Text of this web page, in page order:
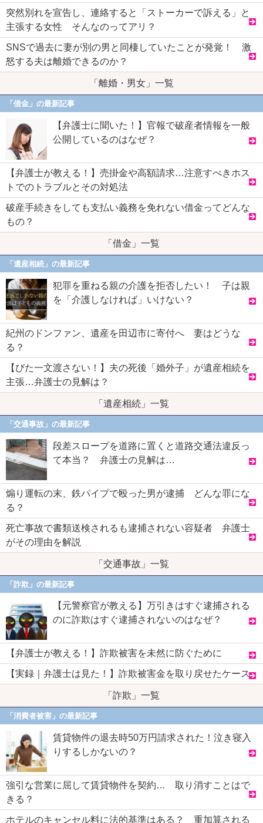
突然別れを宣告し、連絡すると「ストーカーで訴える」と
主張する女性 そんなのってアリ？
SNSで過去に妻が別の男と同棲していたことが発覚！ 激
怒する夫は離婚できるのか？
「離婚・男女」一覧
「借金」の最新記事
【弁護士に聞いた！】官報で破産者情報を一般
公開しているのはなぜ？
【弁護士が教える！】売掛金や高額請求…注意すべきホス
トでのトラブルとその対処法
破産手続きをしても支払い義務を免れない借金ってどんな
もの？
「借金」一覧
「遺産相続」の最新記事
犯罪を重ねる親の介護を拒否したい！ 子は親
を「介護しなければ」いけない？
紀州のドンファン、遺産を田辺市に寄付へ 妻はどうな
る？
【びた一文渡さない！】夫の死後「婚外子」が遺産相続を
主張…弁護士の見解は？
「遺産相続」一覧
「交通事故」の最新記事
段差スロープを道路に置くと道路交通法違反っ
て本当？ 弁護士の見解は…
煽り運転の末、鉄パイプで殴った男が逮捕 どんな罪にな
る？
死亡事故で書類送検されるも逮捕されない容疑者 弁護士
がその理由を解説
「交通事故」一覧
「詐欺」の最新記事
【元警察官が教える】万引きはすぐ逮捕される
のに詐欺はすぐ逮捕されないのはなぜ？
【弁護士が教える！】詐欺被害を未然に防ぐために
【実録｜弁護士は見た！】詐欺被害金を取り戻せたケース
「詐欺」一覧
「消費者被害」の最新記事
賃貸物件の退去時50万円請求された！泣き寝入
りするしかないの？
強引な営業に屈して賃貸物件を契約… 取り消すことはで
きる？
ホテルのキャンセル料に法的基準はある？ 重加算される